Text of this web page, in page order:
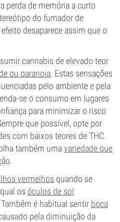
perda de memória a curto
do fumador de
desaparece assim que o
cannabis de elevado teor
ou paranoia. Estas sensações
pelo ambiente e pela
se o consumo em lugares
para minimizar o risco
que possível, opte por
com baixos teores de THC.
também umavariedade que
vermelhos quando se
os óculos de sol
é habitual sentir boca
pela diminuição da